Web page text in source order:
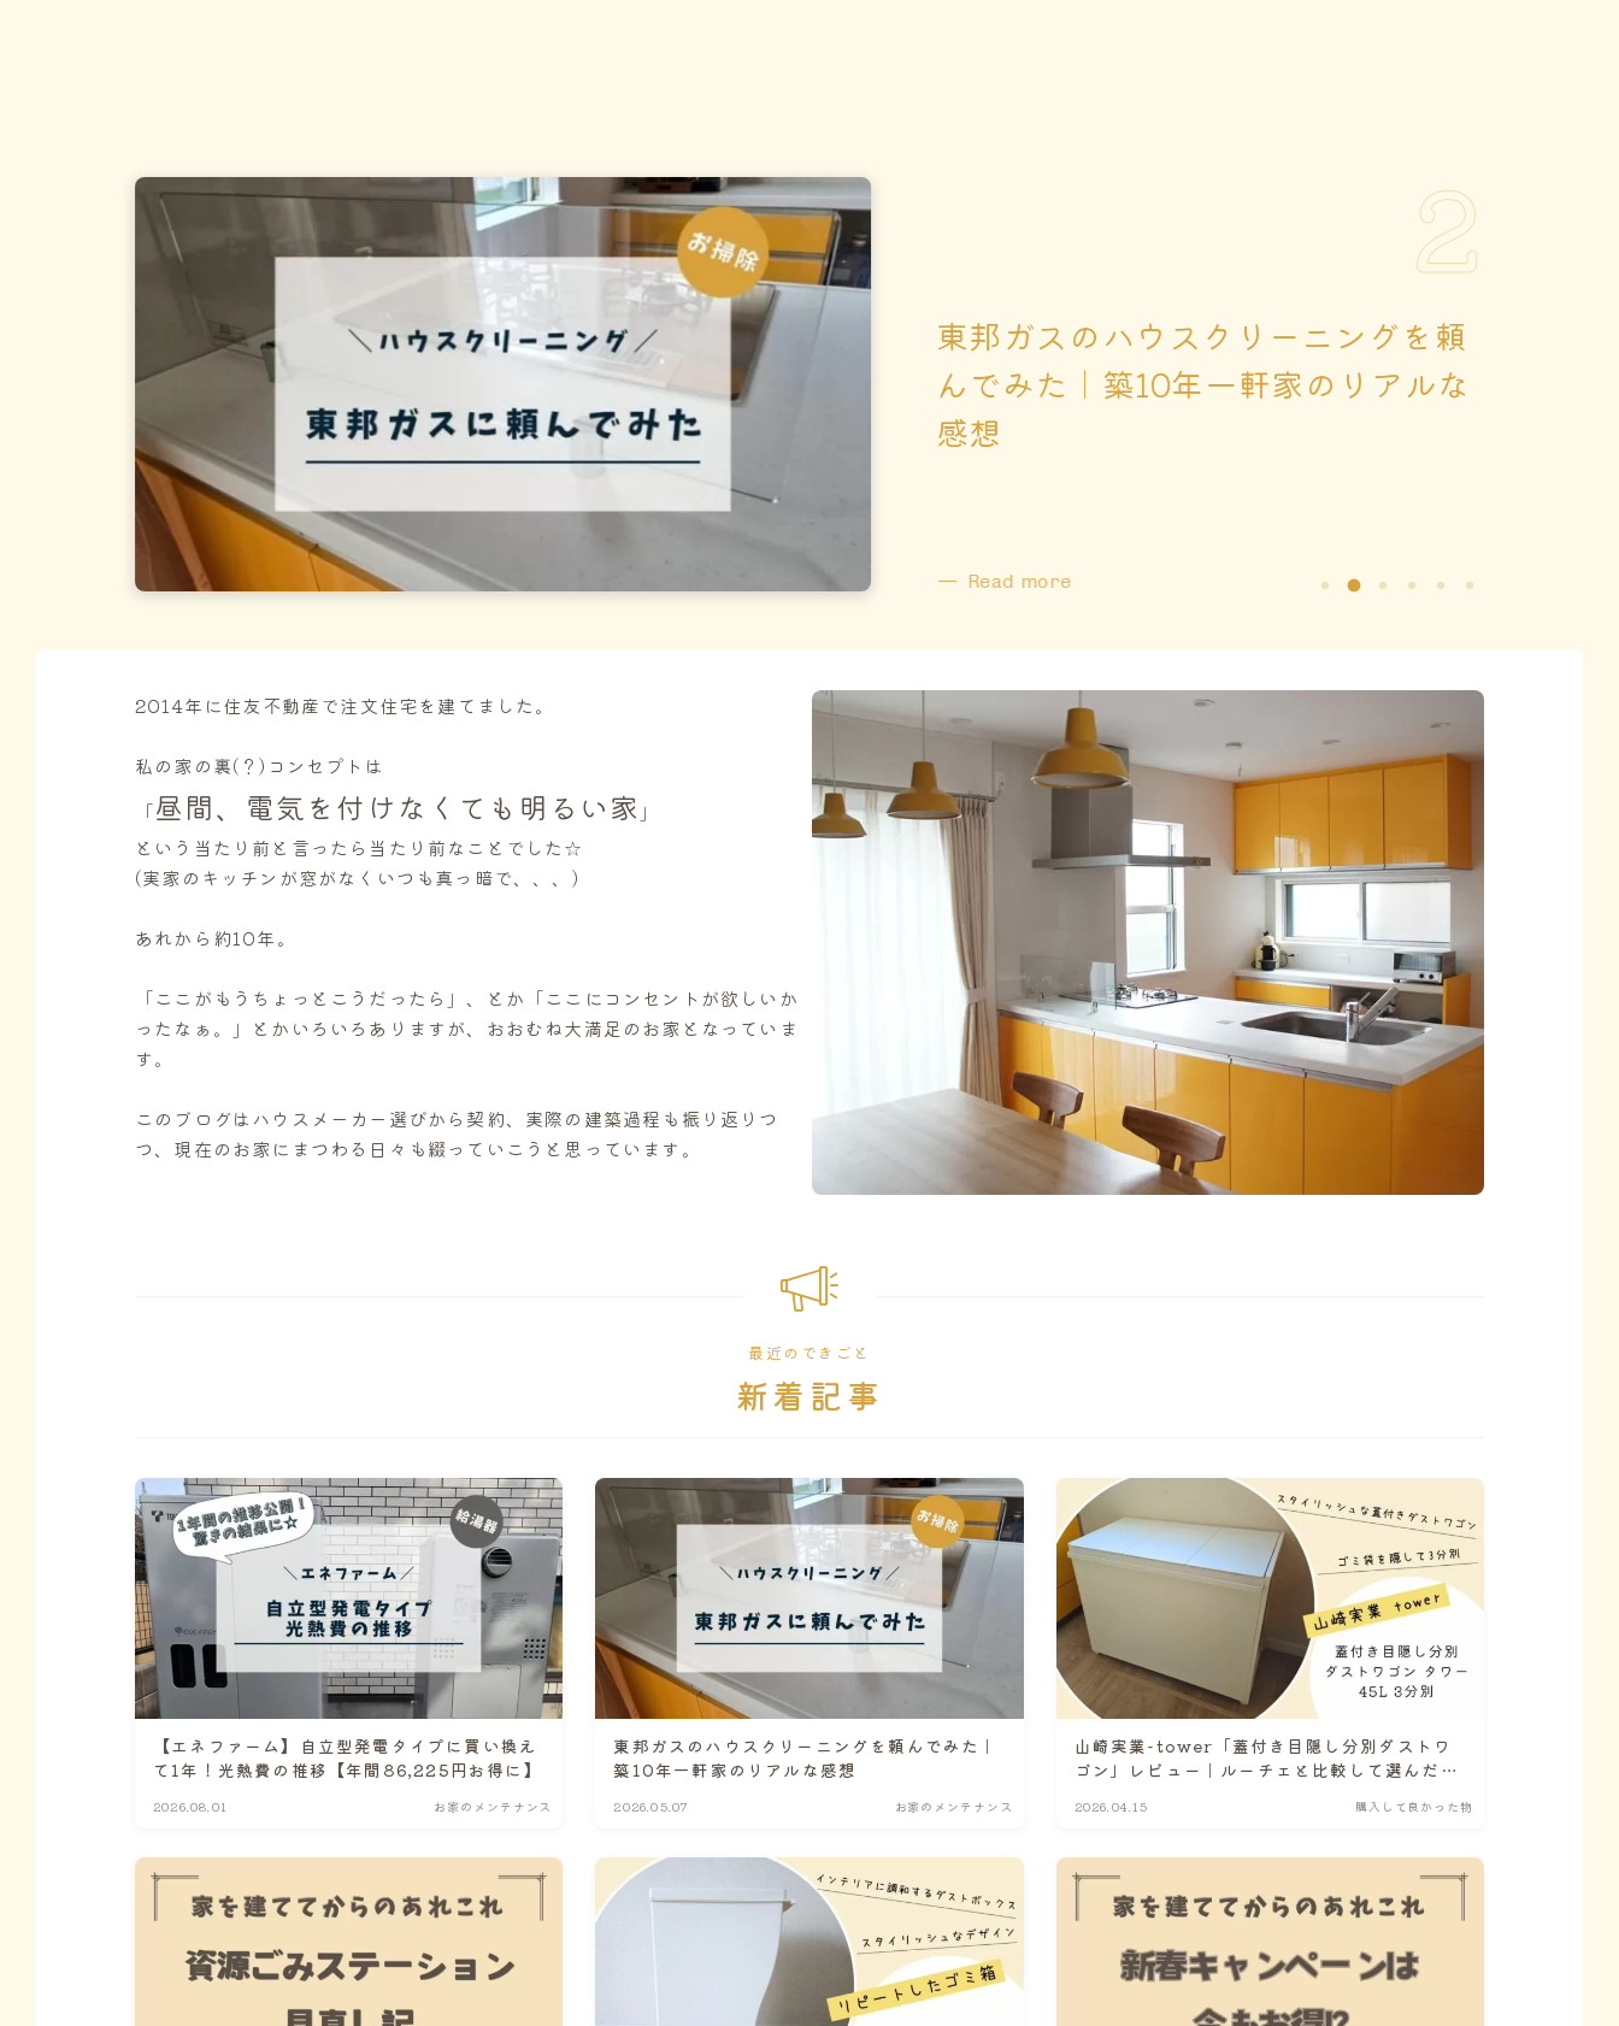
2
東邦ガスのハウスクリーニングを頼
んでみた｜築10年一軒家のリアルな
感想
Read more
2014年に住友不動産で注文住宅を建てました。
私の家の裏(？)コンセプトは
「昼間、電気を付けなくても明るい家 」
という当たり前と言ったら当たり前なことでした☆
(実家のキッチンが窓がなくいつも真っ暗で、、、)
あれから約10年。
「ここがもうちょっとこうだったら」、とか「ここにコンセントが欲しいか
ったなぁ。」とかいろいろありますが、おおむね大満足のお家となっていま
す。
このブログはハウスメーカー選びから契約、実際の建築過程も振り返りつ
つ、現在のお家にまつわる日々も綴っていこうと思っています。
最近のできごと
新着記事
【エネファーム】自立型発電タイプに買い換え
て1年！光熱費の推移【年間86,225円お得に】
2026.08.01 お家のメンテナンス
東邦ガスのハウスクリーニングを頼んでみた｜
築10年一軒家のリアルな感想
2026.05.07 お家のメンテナンス
山崎実業-tower「蓋付き目隠し分別ダストワ
ゴン」レビュー｜ルーチェと比較して選んだ理
2026.04.15 購入して良かった物